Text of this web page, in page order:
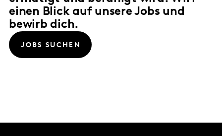
einen Blick auf unsere Jobs und
bewirb dich.
JOBS SUCHEN